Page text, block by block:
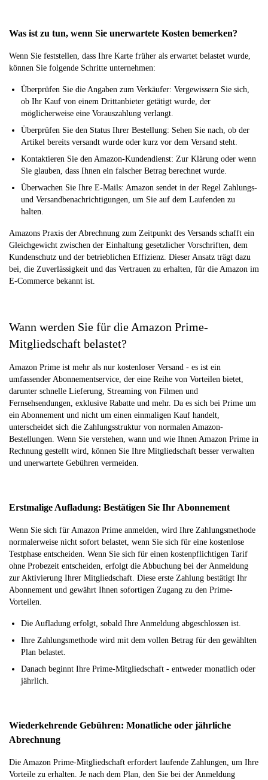
Was ist zu tun, wenn Sie unerwartete Kosten bemerken?
Wenn Sie feststellen, dass Ihre Karte früher als erwartet belastet wurde,
können Sie folgende Schritte unternehmen:
Überprüfen Sie die Angaben zum Verkäufer: Vergewissern Sie sich,
ob Ihr Kauf von einem Drittanbieter getätigt wurde, der
möglicherweise eine Vorauszahlung verlangt.
Überprüfen Sie den Status Ihrer Bestellung: Sehen Sie nach, ob der
Artikel bereits versandt wurde oder kurz vor dem Versand steht.
Kontaktieren Sie den Amazon-Kundendienst: Zur Klärung oder wenn
Sie glauben, dass Ihnen ein falscher Betrag berechnet wurde.
Überwachen Sie Ihre E-Mails: Amazon sendet in der Regel Zahlungs-
und Versandbenachrichtigungen, um Sie auf dem Laufenden zu
halten.
Amazons Praxis der Abrechnung zum Zeitpunkt des Versands schafft ein
Gleichgewicht zwischen der Einhaltung gesetzlicher Vorschriften, dem
Kundenschutz und der betrieblichen Effizienz. Dieser Ansatz trägt dazu
bei, die Zuverlässigkeit und das Vertrauen zu erhalten, für die Amazon im
E-Commerce bekannt ist.
Wann werden Sie für die Amazon Prime-
Mitgliedschaft belastet?
Amazon Prime ist mehr als nur kostenloser Versand - es ist ein
umfassender Abonnementservice, der eine Reihe von Vorteilen bietet,
darunter schnelle Lieferung, Streaming von Filmen und
Fernsehsendungen, exklusive Rabatte und mehr. Da es sich bei Prime um
ein Abonnement und nicht um einen einmaligen Kauf handelt,
unterscheidet sich die Zahlungsstruktur von normalen Amazon-
Bestellungen. Wenn Sie verstehen, wann und wie Ihnen Amazon Prime in
Rechnung gestellt wird, können Sie Ihre Mitgliedschaft besser verwalten
und unerwartete Gebühren vermeiden.
Erstmalige Aufladung: Bestätigen Sie Ihr Abonnement
Wenn Sie sich für Amazon Prime anmelden, wird Ihre Zahlungsmethode
normalerweise nicht sofort belastet, wenn Sie sich für eine kostenlose
Testphase entscheiden. Wenn Sie sich für einen kostenpflichtigen Tarif
ohne Probezeit entscheiden, erfolgt die Abbuchung bei der Anmeldung
zur Aktivierung Ihrer Mitgliedschaft. Diese erste Zahlung bestätigt Ihr
Abonnement und gewährt Ihnen sofortigen Zugang zu den Prime-
Vorteilen.
Die Aufladung erfolgt, sobald Ihre Anmeldung abgeschlossen ist.
Ihre Zahlungsmethode wird mit dem vollen Betrag für den gewählten
Plan belastet.
Danach beginnt Ihre Prime-Mitgliedschaft - entweder monatlich oder
jährlich.
Wiederkehrende Gebühren: Monatliche oder jährliche
Abrechnung
Die Amazon Prime-Mitgliedschaft erfordert laufende Zahlungen, um Ihre
Vorteile zu erhalten. Je nach dem Plan, den Sie bei der Anmeldung